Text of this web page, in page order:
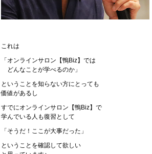
これは
「オンラインサロン【鴨Biz】では
どんなことが学べるのか」
ということを知らない方にとっても
価値があるし
すでにオンラインサロン【鴨Biz】で
学んでいる人も復習として
「そうだ！ここが大事だった」
ということを確認して欲しい